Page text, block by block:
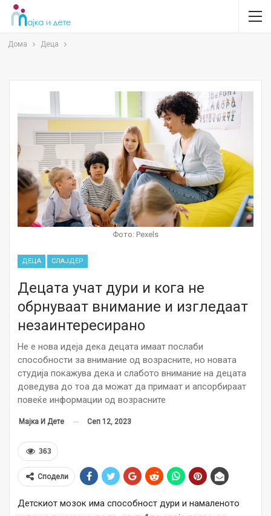
Дома Деца
Фото: Pexels
ДЕЦА СЛАЈДЕР
Децата учат дури и кога не
обрнуваат внимание и изгледаат
незаинтересирано
Не е нова идеја дека децата имаат послаби
способности за внимание од возрасните, но новата
студија покажува дека и слабото внимание на децата
доведува до тоа да можат да примаат и апсорбираат
повеќе информации од возрасните
Мајка И Дете Сеп 12, 2023
363
Сподели
Детскиот мозок има способност дури и намаленото